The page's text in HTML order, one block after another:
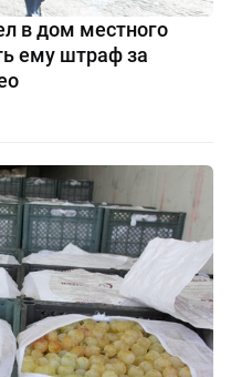
в дом местного
ему штраф за